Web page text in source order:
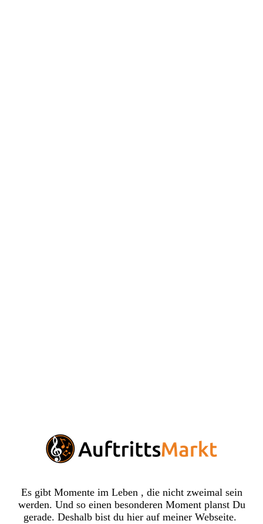
Es gibt Momente im Leben , die nicht zweimal sein
werden. Und so einen besonderen Moment planst Du
gerade. Deshalb bist du hier auf meiner Webseite.